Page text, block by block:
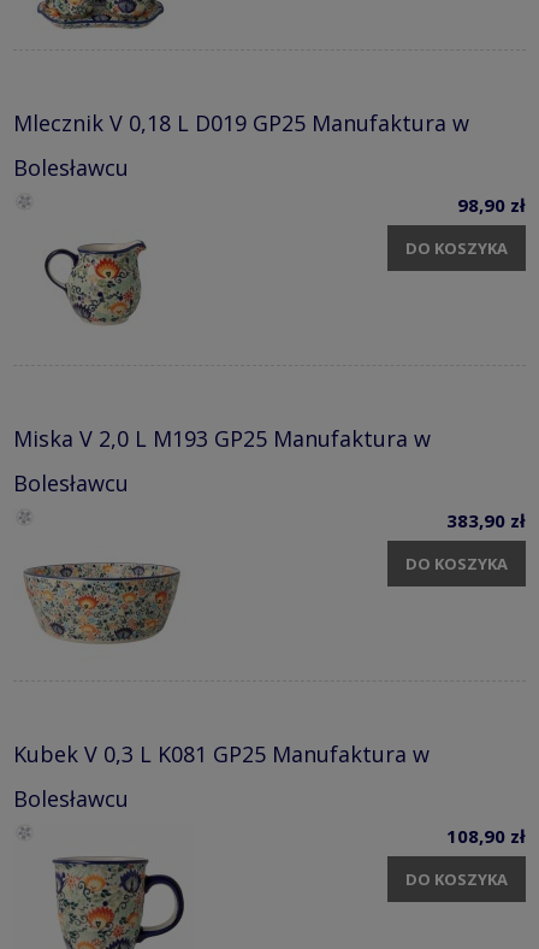
Mlecznik V 0,18 L D019 GP25 Manufaktura w
Bolesławcu
98,90 zł
DO KOSZYKA
Miska V 2,0 L M193 GP25 Manufaktura w
Bolesławcu
383,90 zł
DO KOSZYKA
Kubek V 0,3 L K081 GP25 Manufaktura w
Bolesławcu
108,90 zł
DO KOSZYKA